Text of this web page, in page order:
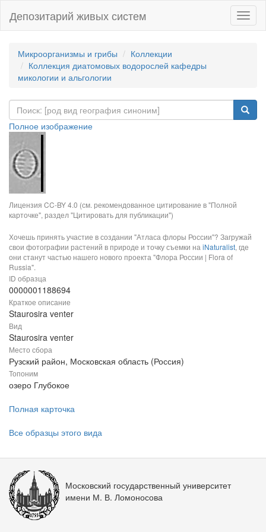
Депозитарий живых систем
Микроорганизмы и грибы
Коллекции
Коллекция диатомовых водорослей кафедры
микологии и альгологии
Полное изображение
Лицензия CC-BY 4.0 (см. рекомендованное цитирование в "Полной
карточке", раздел "Цитировать для публикации")
Хочешь принять участие в создании "Атласа флоры России"? Загружай
свои фотографии растений в природе и точку съемки на iNaturalist, где
они станут частью нашего нового проекта "Флора России | Flora of
Russia".
ID образца
0000001188694
Краткое описание
Staurosira venter
Вид
Staurosira venter
Место сбора
Рузский район, Московская область (Россия)
Топоним
озеро Глубокое
Полная карточка
Все образцы этого вида
Московский государственный университет
имени М. В. Ломоносова